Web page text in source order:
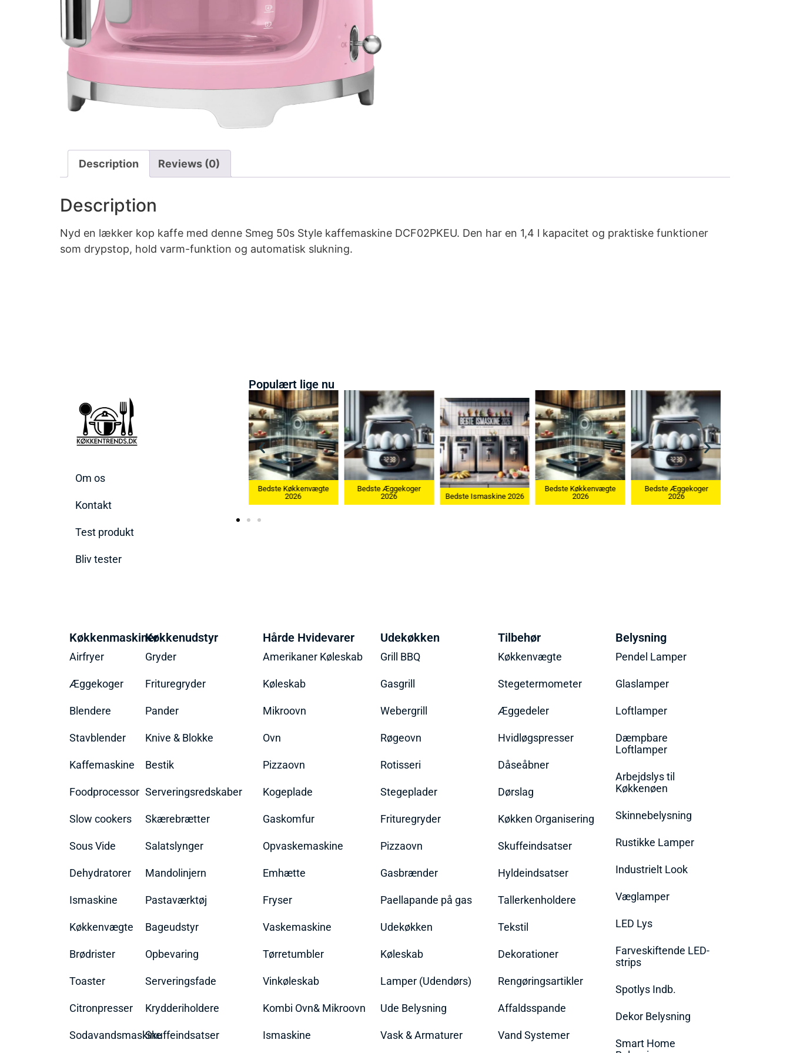
Description Reviews (0)
Description
Nyd en lækker kop kaffe med denne Smeg 50s Style kaffemaskine DCF02PKEU. Den har en 1,4 l kapacitet og praktiske funktioner
som drypstop, hold varm-funktion og automatisk slukning.
Om os
Kontakt
Test produkt
Bliv tester
Populært lige nu
Bedste Køkkenvægte
Bedste Æggekoger
Bedste Ismaskine 2026
Bedste Køkkenvægte
2026
Bedste Æggekoger
Bedste Ismaskine 2026
Køkkenmaskiner
Airfryer
Æggekoger
Blendere
Stavblender
Kaffemaskine
Foodprocessor
Slow cookers
Sous Vide
Dehydratorer
Ismaskine
Køkkenvægte
Brødrister
Toaster
Citronpresser
Sodavandsmaskine
Køkkenudstyr
Gryder
Frituregryder
Pander
Knive & Blokke
Bestik
Serveringsredskaber
Skærebrætter
Salatslynger
Mandolinjern
Pastaværktøj
Bageudstyr
Opbevaring
Serveringsfade
Krydderiholdere
Skuffeindsatser
Hårde Hvidevarer
Amerikaner Køleskab
Køleskab
Mikroovn
Ovn
Pizzaovn
Kogeplade
Gaskomfur
Opvaskemaskine
Emhætte
Fryser
Vaskemaskine
Tørretumbler
Vinkøleskab
Kombi Ovn& Mikroovn
Ismaskine
Udekøkken
Grill BBQ
Gasgrill
Webergrill
Røgeovn
Rotisseri
Stegeplader
Frituregryder
Pizzaovn
Gasbrænder
Paellapande på gas
Udekøkken
Køleskab
Lamper (Udendørs)
Ude Belysning
Vask & Armaturer
Tilbehør
Køkkenvægte
Stegetermometer
Æggedeler
Hvidløgspresser
Dåseåbner
Dørslag
Køkken Organisering
Skuffeindsatser
Hyldeindsatser
Tallerkenholdere
Tekstil
Dekorationer
Rengøringsartikler
Affaldsspande
Vand Systemer
Belysning
Pendel Lamper
Glaslamper
Loftlamper
Dæmpbare
Loftlamper
Arbejdslys til
Køkkenøen
Skinnebelysning
Rustikke Lamper
Industrielt Look
Væglamper
LED Lys
Farveskiftende LED-
strips
Spotlys Indb.
Dekor Belysning
Smart Home